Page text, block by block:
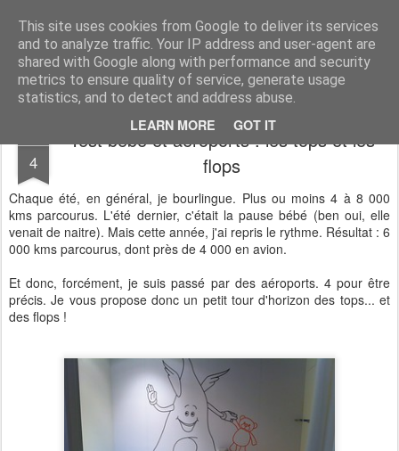
This site uses cookies from Google to deliver its services
and to analyze traffic. Your IP address and user-agent are
shared with Google along with performance and security
metrics to ensure quality of service, generate usage
statistics, and to detect and address abuse.
LEARN MORE GOT IT
Desperate Houseman : les pérégrinations d'un papa, mais pas que !
4
Test bébé et aéroports : les tops et les
flops
Chaque été, en général, je bourlingue. Plus ou moins 4 à 8 000
kms parcourus. L'été dernier, c'était la pause bébé (ben oui, elle
venait de naitre). Mais cette année, j'ai repris le rythme. Résultat : 6
000 kms parcourus, dont près de 4 000 en avion.
Et donc, forcément, je suis passé par des aéroports. 4 pour être
précis. Je vous propose donc un petit tour d'horizon des tops... et
des flops !